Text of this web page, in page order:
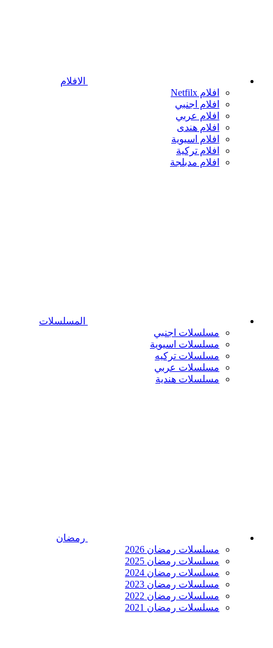
الافلام
افلام Netfilx
افلام اجنبي
افلام عربي
افلام هندى
افلام اسيوية
افلام تركية
افلام مدبلجة
المسلسلات
مسلسلات اجنبي
مسلسلات اسيوية
مسلسلات تركيه
مسلسلات عربي
مسلسلات هندية
رمضان
مسلسلات رمضان 2026
مسلسلات رمضان 2025
مسلسلات رمضان 2024
مسلسلات رمضان 2023
مسلسلات رمضان 2022
مسلسلات رمضان 2021